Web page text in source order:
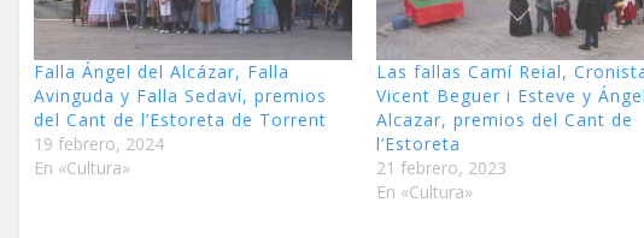
Falla Ángel del Alcázar, Falla
Avinguda y Falla Sedaví, premios
del Cant de l’Estoreta de Torrent
19 febrero, 2024
En «Cultura»
Las fallas Camí Reial,
Vicent Beguer i Esteve y
Alcazar, premios del Cant de
l’Estoreta
21 febrero, 2023
En «Cultura»